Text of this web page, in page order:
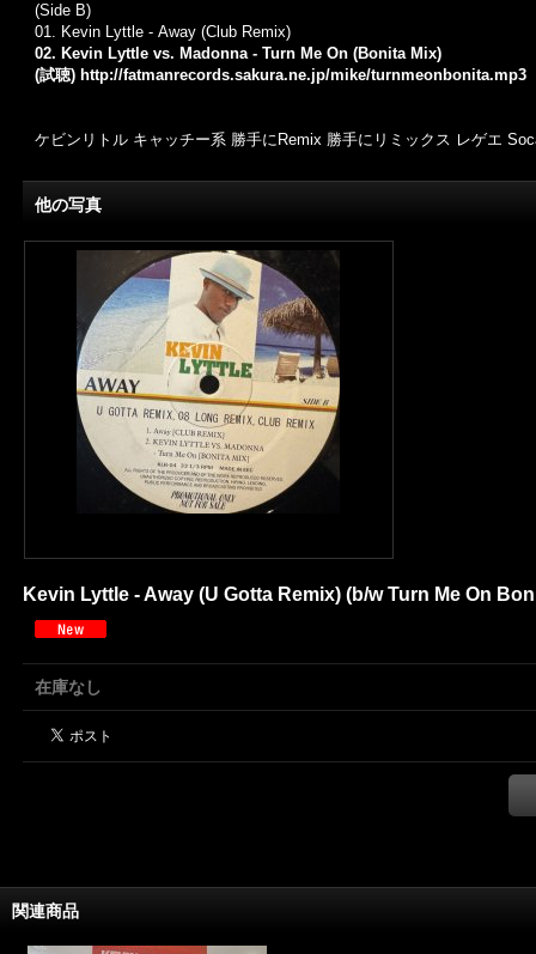
(Side B)
01. Kevin Lyttle - Away (Club Remix)
02. Kevin Lyttle vs. Madonna - Turn Me On (Bonita Mix)
(試聴) http://fatmanrecords.sakura.ne.jp/mike/turnmeonbonita.mp3
ケビンリトル キャッチー系 勝手にRemix 勝手にリミックス レゲエ
他の写真
Kevin Lyttle - Away (U Gotta Remix) (b/w Turn Me On
在庫なし
関連商品